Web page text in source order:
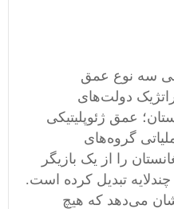
سه نوع عمق
دولت‌های
عمق ژئوپلیتیکی
گروه‌های
را از یک بازیگر
تبدیل کرده است.
می‌دهد که هیچ